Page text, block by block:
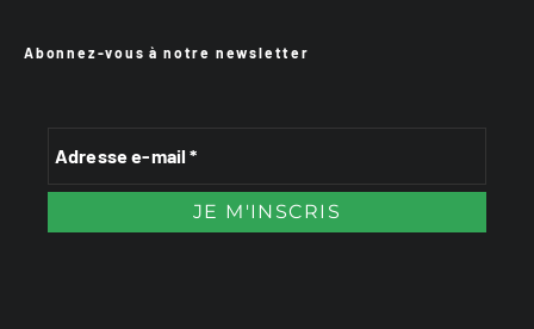
Abonnez-vous à notre newsletter